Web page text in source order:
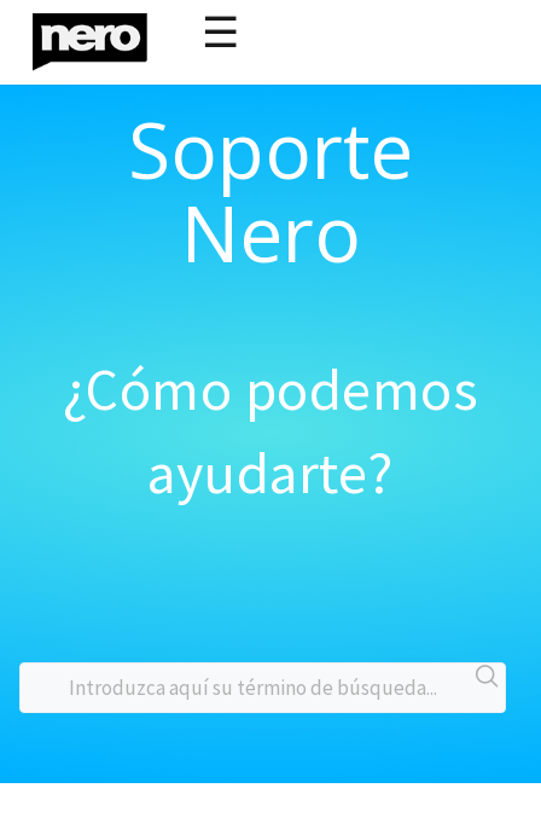
☰
Soporte
Nero
¿Cómo podemos
ayudarte?